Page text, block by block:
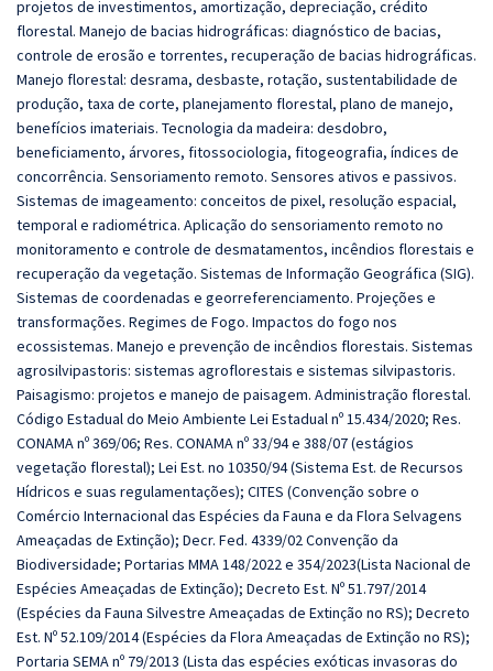
projetos de investimentos, amortização, depreciação, crédito
florestal. Manejo de bacias hidrográficas: diagnóstico de bacias,
controle de erosão e torrentes, recuperação de bacias hidrográficas.
Manejo florestal: desrama, desbaste, rotação, sustentabilidade de
produção, taxa de corte, planejamento florestal, plano de manejo,
benefícios imateriais. Tecnologia da madeira: desdobro,
beneficiamento, árvores, fitossociologia, fitogeografia, índices de
concorrência. Sensoriamento remoto. Sensores ativos e passivos.
Sistemas de imageamento: conceitos de pixel, resolução espacial,
temporal e radiométrica. Aplicação do sensoriamento remoto no
monitoramento e controle de desmatamentos, incêndios florestais e
recuperação da vegetação. Sistemas de Informação Geográfica (SIG).
Sistemas de coordenadas e georreferenciamento. Projeções e
transformações. Regimes de Fogo. Impactos do fogo nos
ecossistemas. Manejo e prevenção de incêndios florestais. Sistemas
agrosilvipastoris: sistemas agroflorestais e sistemas silvipastoris.
Paisagismo: projetos e manejo de paisagem. Administração florestal.
Código Estadual do Meio Ambiente Lei Estadual nº 15.434/2020; Res.
CONAMA nº 369/06; Res. CONAMA nº 33/94 e 388/07 (estágios
vegetação florestal); Lei Est. no 10350/94 (Sistema Est. de Recursos
Hídricos e suas regulamentações); CITES (Convenção sobre o
Comércio Internacional das Espécies da Fauna e da Flora Selvagens
Ameaçadas de Extinção); Decr. Fed. 4339/02 Convenção da
Biodiversidade; Portarias MMA 148/2022 e 354/2023(Lista Nacional de
Espécies Ameaçadas de Extinção); Decreto Est. Nº 51.797/2014
(Espécies da Fauna Silvestre Ameaçadas de Extinção no RS); Decreto
Est. Nº 52.109/2014 (Espécies da Flora Ameaçadas de Extinção no RS);
Portaria SEMA nº 79/2013 (Lista das espécies exóticas invasoras do